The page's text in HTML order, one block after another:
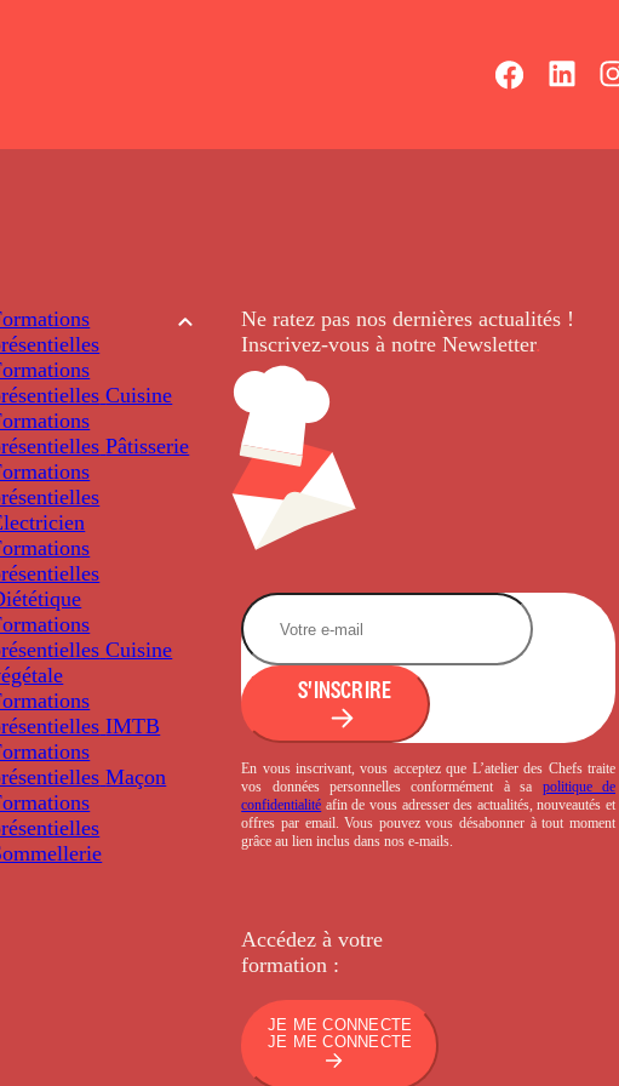
Cuisine
Pâtisserie
Cuisine
IMTB
Maçon
Ne ratez pas nos dernièresactualités !
Inscrivez-vous à notre Newsletter.
S'INSCRIRE
En vous inscrivant, vous acceptez que L’atelier des Chefs traite
vos données personnelles conformément à sa politique de
confidentialité afin de vous adresser des actualités, nouveautés et
offres par email. Vous pouvez vous désabonner à tout moment
grâce au lien inclus dans nos e-mails.
Accédez à votre
formation :
JE ME CONNECTE
JE ME CONNECTE